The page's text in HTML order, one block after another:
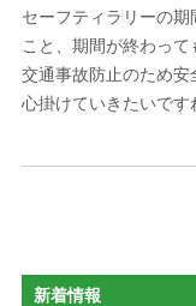
セーフティラリーの期
こと、期間が終わって
交通事故防止のため安
心掛けていきたいです
新着情報